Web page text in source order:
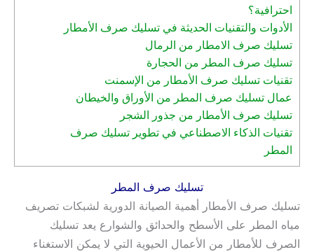
احترافية؟
الأدوات والتقنيات الحديثة في تسليك صرف الأمطار
تسليك صرف الامطار من الرمال
تسليك صرف المطر من الحجارة
تقنيات تسليك صرف الأمطار من الإسمنت
عمال تسليك صرف المطر من الأوراق والخيطان
تسليك صرف الأمطار من جذور الشجر
تقنيات الذكاء الاصطناعي في تطوير تسليك صرف
المطر
تسليك صرف المطر
تسليك صرف الأمطار أهمية الصيانة الدورية لشبكات تصريف
مياه المطر على الأسطح والحدائق والشوارع يعد تسليك
الصرف للأمطار من الأعمال الحيوية التي لا يمكن الاستغناء